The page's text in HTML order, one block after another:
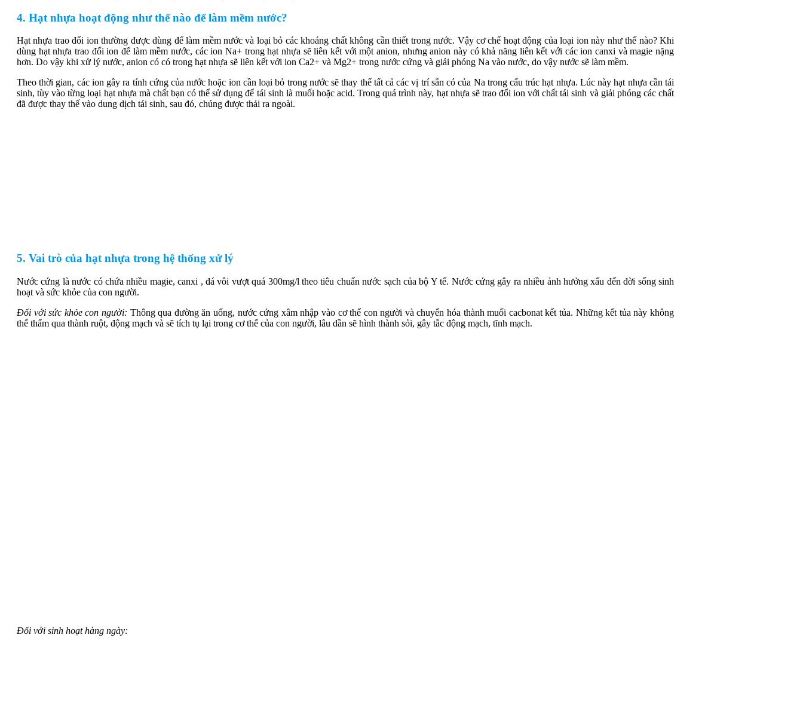
4. Hạt nhựa hoạt động như thế nào để làm mềm nước?
Hạt nhựa trao đổi ion thường được dùng để làm mềm nước và loại bỏ các khoáng chất không cần thiết trong nước. Vậy cơ chế hoạt động của loại ion này như thế nào? Khi
dùng hạt nhựa trao đổi ion để làm mềm nước, các ion Na+ trong hạt nhựa sẽ liên kết với một anion, nhưng anion này có khả năng liên kết với các ion canxi và magie nặng
hơn. Do vậy khi xử lý nước, anion có có trong hạt nhựa sẽ liên kết với ion Ca2+ và Mg2+ trong nước cứng và giải phóng Na vào nước, do vậy nước sẽ làm mềm.
Theo thời gian, các ion gây ra tính cứng của nước hoặc ion cần loại bỏ trong nước sẽ thay thế tất cả các vị trí sẵn có của Na trong cấu trúc hạt nhựa. Lúc này hạt nhựa cần tái
sinh, tùy vào từng loại hạt nhựa mà chất bạn có thể sử dụng để tái sinh là muối hoặc acid. Trong quá trình này, hạt nhựa sẽ trao đổi ion với chất tái sinh và giải phóng các chất
đã được thay thế vào dung dịch tái sinh, sau đó, chúng được thải ra ngoài.
5. Vai trò của hạt nhựa trong hệ thống xử lý
Nước cứng là nước có chứa nhiều magie, canxi , đá vôi vượt quá 300mg/l theo tiêu chuẩn nước sạch của bộ Y tế. Nước cứng gây ra nhiều ảnh hưởng xấu đến đời sống sinh
hoạt và sức khỏe của con người.
Đối với sức khỏe con người: Thông qua đường ăn uống, nước cứng xâm nhập vào cơ thể con người và chuyển hóa thành muối cacbonat kết tủa. Những kết tủa này không
thể thấm qua thành ruột, động mạch và sẽ tích tụ lại trong cơ thể của con người, lâu dần sẽ hình thành sỏi, gây tắc động mạch, tĩnh mạch.
Đối với sinh hoạt hàng ngày: